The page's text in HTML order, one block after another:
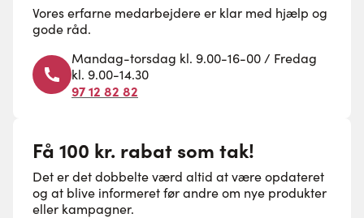
Vores erfarne medarbejdere er klar med hjælp og
gode råd.
Mandag-torsdag kl. 9.00-16-00 / Fredag
kl. 9.00-14.30
97 12 82 82
Få 100 kr. rabat som tak!
Det er det dobbelte værd altid at være opdateret
og at blive informeret før andre om nye produkter
eller kampagner.